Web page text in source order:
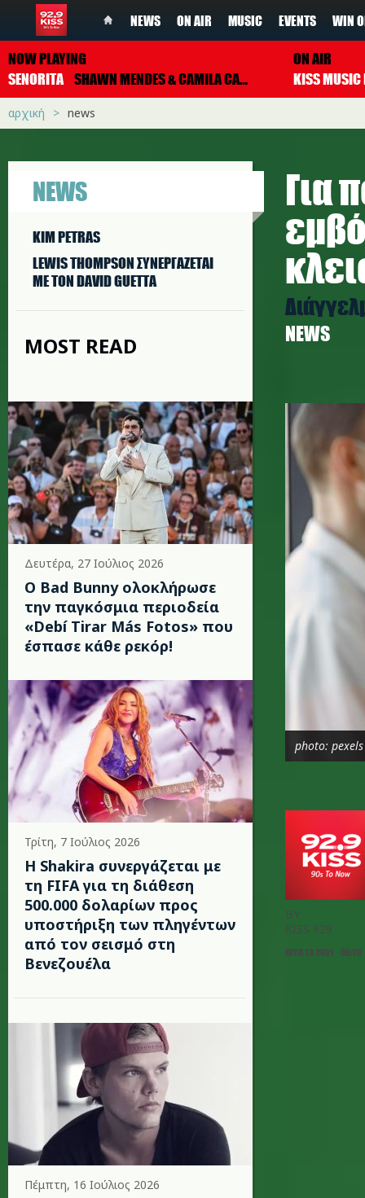
NEWS ON AIR MUSIC EVENTS WIN
NOW PLAYING
SENORITA SHAWN MENDES & CAMILA CABELLO
ON AIR
αρχική news
NEWS
KIM PETRAS
LEWIS THOMPSON ΣΥΝΕΡΓAΖΕΤΑΙ
ΜΕ ΤΟΝ DAVID GUETTA
MOST READ
Δευτέρα, 27 Ιούλιος 2026
Ο Bad Bunny ολοκλήρωσε
την παγκόσμια περιοδεία
«Debí Tirar Más Fotos» που
έσπασε κάθε ρεκόρ!
Τρίτη, 7 Ιούλιος 2026
Η Shakira συνεργάζεται με
τη FIFA για τη διάθεση
500.000 δολαρίων προς
υποστήριξη των πληγέντων
από τον σεισμό στη
Βενεζουέλα
Πέμπτη, 16 Ιούλιος 2026
Για
NEWS
photo: pexels
BY
KISS 929
ΙΟΥΛ 13 2021 - 08:19